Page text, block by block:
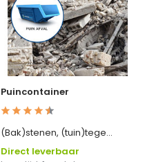
Puincontainer
(Bak)stenen, (tuin)tege...
Direct leverbaar